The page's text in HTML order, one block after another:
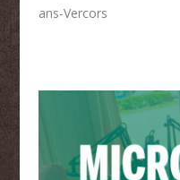
ans-Vercors